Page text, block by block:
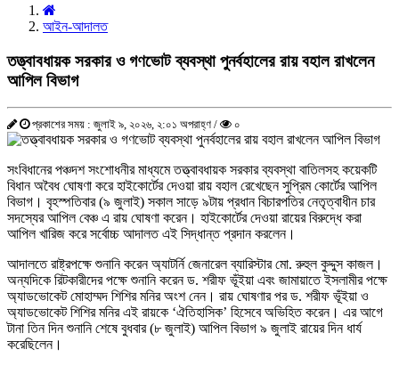
আইন-আদালত
তত্ত্বাবধায়ক সরকার ও গণভোট ব্যবস্থা পুনর্বহালের রায় বহাল রাখলেন
আপিল বিভাগ
প্রকাশের সময় : জুলাই ৯, ২০২৬, ২:০১ অপরাহ্ণ / ০
সংবিধানের পঞ্চদশ সংশোধনীর মাধ্যমে তত্ত্বাবধায়ক সরকার ব্যবস্থা বাতিলসহ কয়েকটি
বিধান অবৈধ ঘোষণা করে হাইকোর্টের দেওয়া রায় বহাল রেখেছেন সুপ্রিম কোর্টের আপিল
বিভাগ। বৃহস্পতিবার (৯ জুলাই) সকাল সাড়ে ৯টায় প্রধান বিচারপতির নেতৃত্বাধীন চার
সদস্যের আপিল বেঞ্চ এ রায় ঘোষণা করেন। হাইকোর্টের দেওয়া রায়ের বিরুদ্ধে করা
আপিল খারিজ করে সর্বোচ্চ আদালত এই সিদ্ধান্ত প্রদান করলেন।
আদালতে রাষ্ট্রপক্ষে শুনানি করেন অ্যাটর্নি জেনারেল ব্যারিস্টার মো. রুহুল কুদ্দুস কাজল।
অন্যদিকে রিটকারীদের পক্ষে শুনানি করেন ড. শরীফ ভূঁইয়া এবং জামায়াতে ইসলামীর পক্ষে
অ্যাডভোকেট মোহাম্মদ শিশির মনির অংশ নেন। রায় ঘোষণার পর ড. শরীফ ভূঁইয়া ও
অ্যাডভোকেট শিশির মনির এই রায়কে ‘ঐতিহাসিক’ হিসেবে অভিহিত করেন। এর আগে
টানা তিন দিন শুনানি শেষে বুধবার (৮ জুলাই) আপিল বিভাগ ৯ জুলাই রায়ের দিন ধার্য
করেছিলেন।